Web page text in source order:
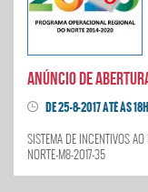
DE 25-8-2017 ATÉ ÀS
SISTEMA DE INCENTIVOS
NORTE-M8-2017-35